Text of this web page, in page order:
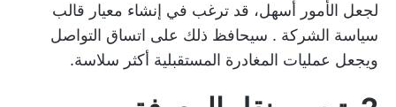
لجعل الأمور أسهل، قد ترغب في إنشاء معيار قالب
سياسة الشركة . سيحافظ ذلك على اتساق التواصل
ويجعل عمليات المغادرة المستقبلية أكثر سلاسة.